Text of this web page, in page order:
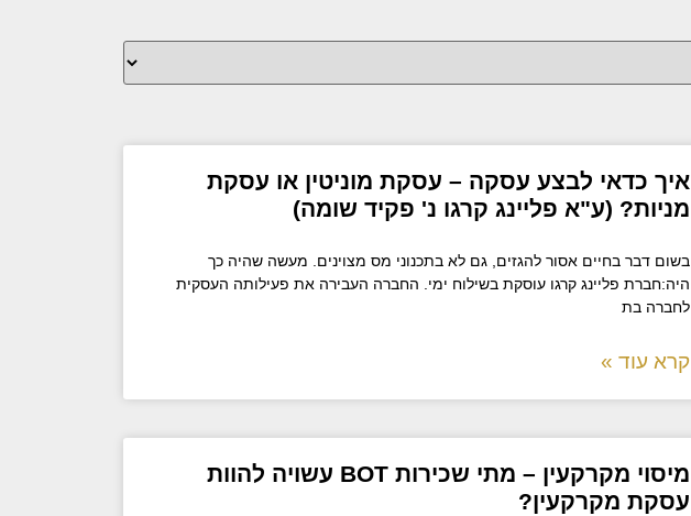
איך כדאי לבצע עסקה – עסקת מוניטין או עסקת
מניות? (ע"א פליינג קרגו נ' פקיד שומה)
בשום דבר בחיים אסור להגזים, גם לא בתכנוני מס מצוינים. מעשה שהיה כך
היה:חברת פליינג קרגו עוסקת בשילוח ימי. החברה העבירה את פעילותה העסקית
לחברה בת
קרא עוד »
מיסוי מקרקעין – מתי שכירות BOT עשויה להוות
עסקת מקרקעין?